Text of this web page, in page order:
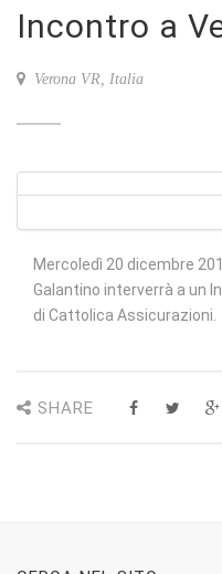
Incontro a
Verona VR, Italia
Mercoledì 20 dicembre
Galantino interverrà a un
di Cattolica Assicurazioni.
SHARE